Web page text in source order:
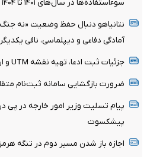
سوءاستفاده‌ها در سال‌های ۱۴۰۱ تا ۱۴۰۴ رخ داده است
نتانیاهو دنبال حفظ وضعیت «نه
آمادگی دفاعی و دیپلماسی، نافی
جزئیات ثبت ادعا، تهیه نقشه UTM و ارائه مادر سند اعلام شد
ضرورت بازگشایی سامانه ثبت‌نام
پیام تسلیت وزیر امور خارجه در پی
پیشکسوت
اجازه باز شدن مسیر دوم در تنگه